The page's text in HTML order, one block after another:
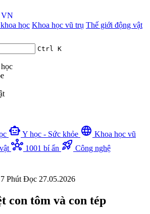
VN
học Khoa học vũ trụ Thế giới động vật
Ctrl K
smart_toy Y học - Sức khỏe language Khoa học vũ
hub 1001 bí ẩn rocket_launch Công nghệ
7 Phút Đọc 27.05.2026
con tôm và con tép